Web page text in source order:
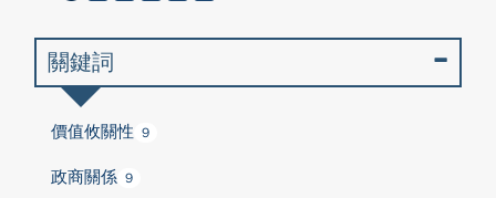
關鍵詞
價值攸關性 9
政商關係 9